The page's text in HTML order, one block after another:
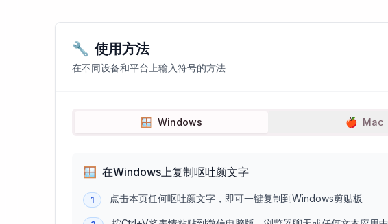
🔧 使用方法
在不同设备和平台上输入符号的方法
🪟 Windows 🍎 Mac
🪟 在Windows上复制呕吐颜文字
1 点击本页任何呕吐颜文字，即可一键复制到Windows剪贴板